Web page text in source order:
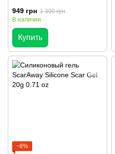
949 грн 1 300 грн
В наличии
Купить
−8%